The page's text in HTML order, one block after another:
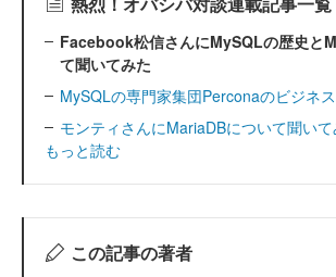
Facebook松信さんにMySQLの歴史と
て聞いてみた
MySQLの専門家集団Perconaのビジネ
モンティさんにMariaDBについて聞いて
もっと読む
この記事の著者